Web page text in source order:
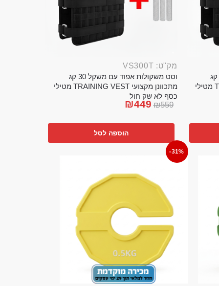
וסט משקולות אפוד עם משקל 20 קג
מתכוונן מקצועי TRAINING VEST מטילי
מק"ט: VS300T
וסט משקולות אפוד עם משקל 30 קג
מתכוונן מקצועי TRAINING VEST מטילי
כסף לא שק חול
₪559
₪449
הוספה לסל
-31%